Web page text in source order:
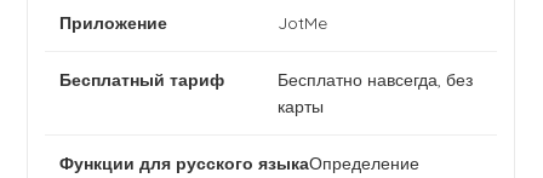
JotMe
Бесплатно навсегда, без
карты
Определение